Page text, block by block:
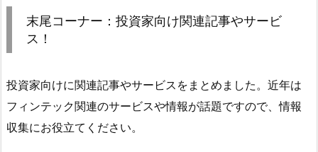
末尾コーナー：投資家向け関連記事やサービ
ス！
投資家向けに関連記事やサービスをまとめました。近年は
フィンテック関連のサービスや情報が話題ですので、情報
収集にお役立てください。